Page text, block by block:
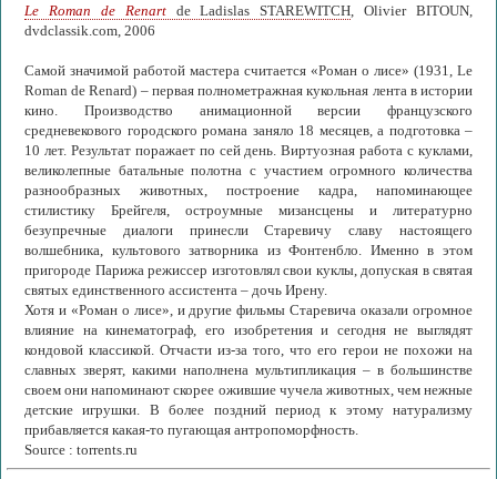
Le Roman de Renartde Ladislas STAREWITCH, Olivier BITOUN,
dvdclassik.com, 2006
Самой значимой работой мастера считается «Роман о лисе» (1931, Le
Roman de Renard) – первая полнометражная кукольная лента в истории
кино. Производство анимационной версии французского
средневекового городского романа заняло 18 месяцев, а подготовка –
10 лет. Результат поражает по сей день. Виртуозная работа с куклами,
великолепные батальные полотна с участием огромного количества
разнообразных животных, построение кадра, напоминающее
стилистику Брейгеля, остроумные мизансцены и литературно
безупречные диалоги принесли Старевичу славу настоящего
волшебника, культового затворника из Фонтенбло. Именно в этом
пригороде Парижа режиссер изготовлял свои куклы, допуская в святая
святых единственного ассистента – дочь Ирену.
Хотя и «Роман о лисе», и другие фильмы Старевича оказали огромное
влияние на кинематограф, его изобретения и сегодня не выглядят
кондовой классикой. Отчасти из-за того, что его герои не похожи на
славных зверят, какими наполнена мультипликация – в большинстве
своем они напоминают скорее ожившие чучела животных, чем нежные
детские игрушки. В более поздний период к этому натурализму
прибавляется какая-то пугающая антропоморфность.
Source : torrents.ru